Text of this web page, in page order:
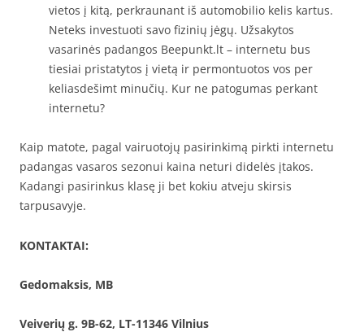
vietos į kitą, perkraunant iš automobilio kelis kartus.
Neteks investuoti savo fizinių jėgų. Užsakytos
vasarinės padangos Beepunkt.lt – internetu bus
tiesiai pristatytos į vietą ir permontuotos vos per
keliasdešimt minučių. Kur ne patogumas perkant
internetu?
Kaip matote, pagal vairuotojų pasirinkimą pirkti internetu
padangas vasaros sezonui kaina neturi didelės įtakos.
Kadangi pasirinkus klasę ji bet kokiu atveju skirsis
tarpusavyje.
KONTAKTAI:
Gedomaksis, MB
Veiverių g. 9B-62, LT-11346 Vilnius